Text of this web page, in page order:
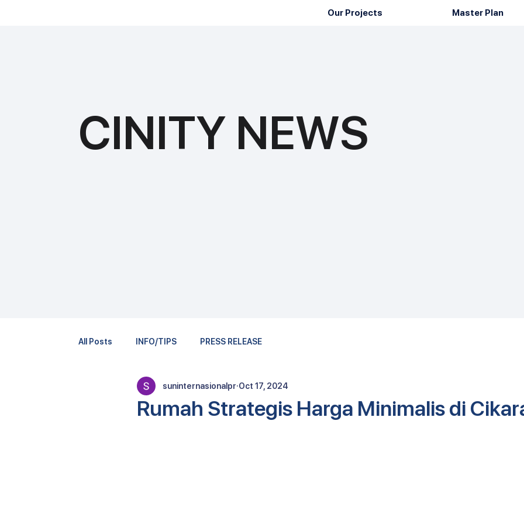
Our Projects Master Plan
CINITY NEWS
All Posts INFO/TIPS PRESS RELEASE
Rumah Strategis Harga Minimalis di
suninternasionalpr Oct 17, 2024